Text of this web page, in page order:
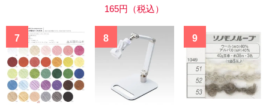
165円（税込）
7 8 9